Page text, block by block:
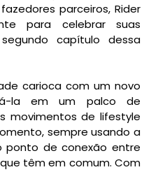
parceiros, Rider
para celebrar suas
capítulo dessa
carioca com um novo
la em um palco de
movimentos de lifestyle
sempre usando a
ponto de conexão entre
têm em comum. Com